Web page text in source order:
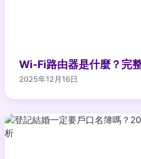
Wi-Fi路由器是什麼？完
2025年12月16日